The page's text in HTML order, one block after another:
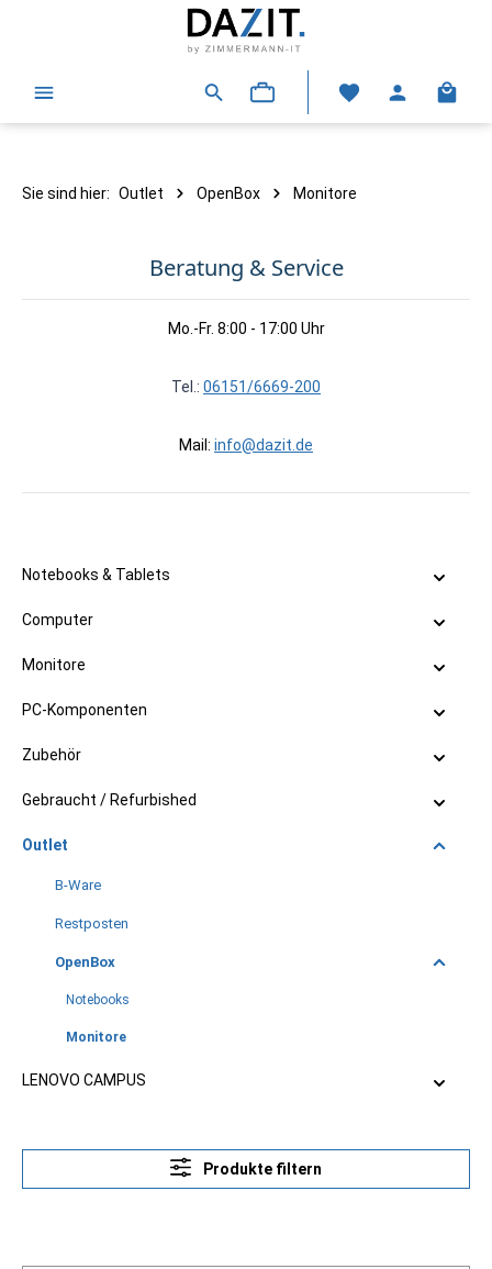
Sie sind hier: Outlet OpenBox Monitore
Beratung & Service
Mo.-Fr. 8:00 - 17:00 Uhr
Tel.: 06151/6669-200
Mail: info@dazit.de
Notebooks & Tablets
Computer
Monitore
PC-Komponenten
Zubehör
Gebraucht / Refurbished
Outlet
B-Ware
Restposten
OpenBox
Notebooks
Monitore
LENOVO CAMPUS
Produkte filtern